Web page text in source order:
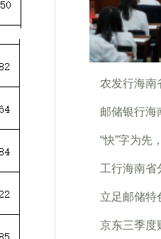
农发行海南
邮储银行海
“快”字为先
工行海南省
立足邮储特
京东三季度